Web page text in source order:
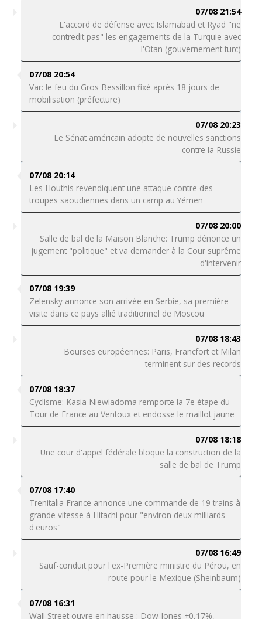
07/08 21:54
L'accord de défense avec Islamabad et Ryad "ne
contredit pas" les engagements de la Turquie avec
l'Otan (gouvernement turc)
07/08 20:54
Var: le feu du Gros Bessillon fixé après 18 jours de
mobilisation (préfecture)
07/08 20:23
Le Sénat américain adopte de nouvelles sanctions
contre la Russie
07/08 20:14
Les Houthis revendiquent une attaque contre des
troupes saoudiennes dans un camp au Yémen
07/08 20:00
Salle de bal de la Maison Blanche: Trump dénonce un
jugement "politique" et va demander à la Cour suprême
d'intervenir
07/08 19:39
Zelensky annonce son arrivée en Serbie, sa première
visite dans ce pays allié traditionnel de Moscou
07/08 18:43
Bourses européennes: Paris, Francfort et Milan
terminent sur des records
07/08 18:37
Cyclisme: Kasia Niewiadoma remporte la 7e étape du
Tour de France au Ventoux et endosse le maillot jaune
07/08 18:18
Une cour d'appel fédérale bloque la construction de la
salle de bal de Trump
07/08 17:40
Trenitalia France annonce une commande de 19 trains à
grande vitesse à Hitachi pour "environ deux milliards
d'euros"
07/08 16:49
Sauf-conduit pour l'ex-Première ministre du Pérou, en
route pour le Mexique (Sheinbaum)
07/08 16:31
Wall Street ouvre en hausse : Dow Jones +0,17%,